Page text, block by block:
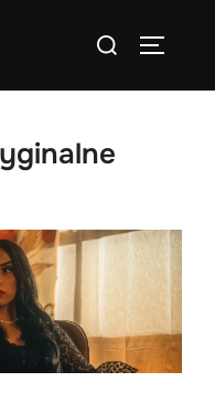
Search